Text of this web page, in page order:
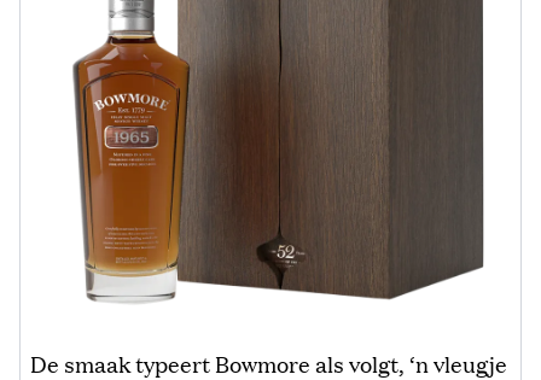
De smaak typeert Bowmore als volgt, ‘n vleugje